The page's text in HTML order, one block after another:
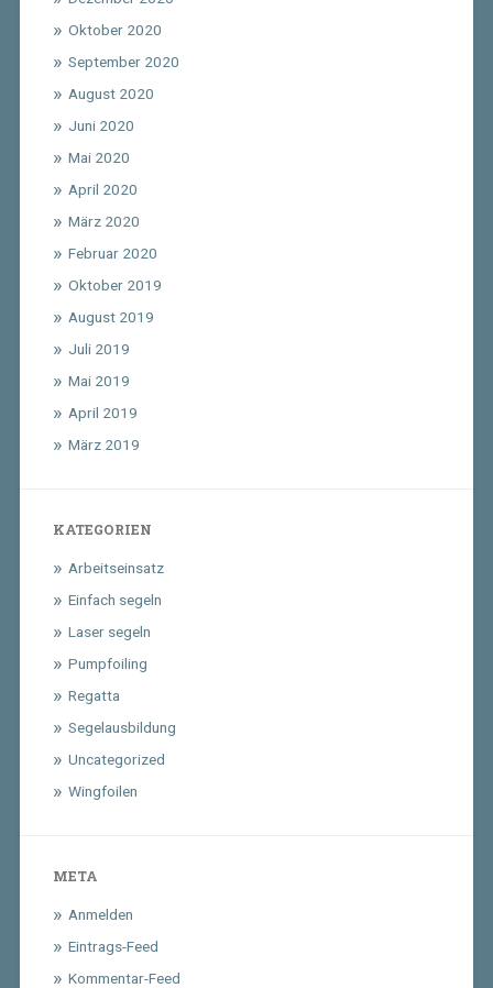
Oktober 2020
September 2020
August 2020
Juni 2020
Mai 2020
April 2020
März 2020
Februar 2020
Oktober 2019
August 2019
Juli 2019
Mai 2019
April 2019
März 2019
KATEGORIEN
Arbeitseinsatz
Einfach segeln
Laser segeln
Pumpfoiling
Regatta
Segelausbildung
Uncategorized
Wingfoilen
META
Anmelden
Eintrags-Feed
Kommentar-Feed